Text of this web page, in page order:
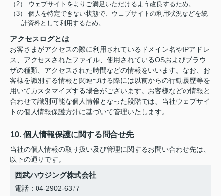
（2） ウェブサイトをよりご満足いただけるよう改良するため。
（3） 個人を特定できない状態で、ウェブサイトの利用状況などを統
計資料として利用するため。
アクセスログとは
お客さまがアクセスの際に利用されているドメイン名やIPアドレ
ス、アクセスされたファイル、使用されているOSおよびブラウ
ザの種類、アクセスされた時間などの情報をいいます。なお、お
客様を識別する情報と関連づける際には以前からの行動履歴等を
用いてカスタマイズする場合がございます。お客様などの情報と
合わせて識別可能な個人情報となった段階では、当社ウェブサイ
トの個人情報保護方針に基づいて管理いたします。
10. 個人情報保護に関する問合せ先
当社の個人情報の取り扱い及び管理に関するお問い合わせ先は、
以下の通りです。
西武ハウジング株式会社
電話：04-2902-6377